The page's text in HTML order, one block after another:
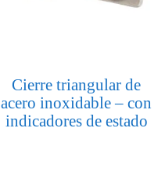
Cierre triangular de
acero inoxidable – con
indicadores de estado